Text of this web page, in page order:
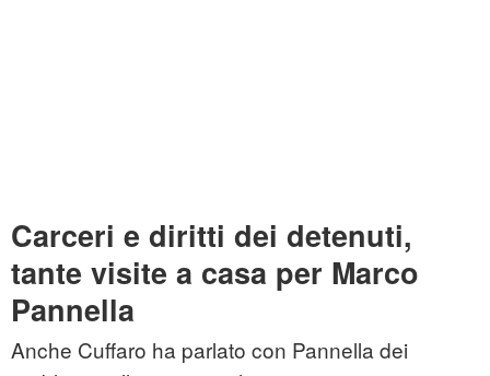
Carceri e diritti dei detenuti,
tante visite a casa per Marco
Pannella
Anche Cuffaro ha parlato con Pannella dei